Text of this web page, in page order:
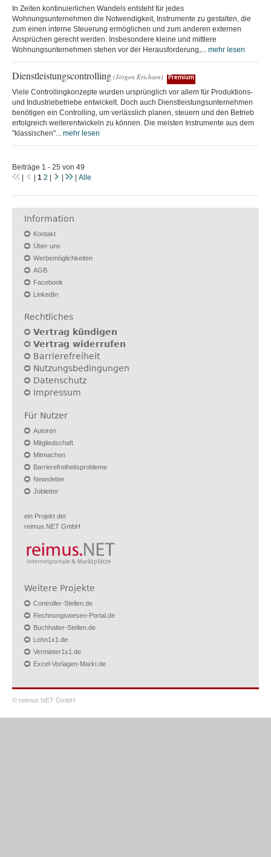
In Zeiten kontinuierlichen Wandels entsteht für jedes
Wohnungsunternehmen die Notwendigkeit, Instrumente zu gestalten, die
zum einen interne Steuerung ermöglichen und zum anderen externen
Ansprüchen gerecht werden. Insbesondere kleine und mittlere
Wohnungsunternehmen stehen vor der Herausforderung,... mehr lesen
Dienstleistungscontrolling (Jörgen Erichsen) Premium
Viele Controllingkonzepte wurden ursprünglich vor allem für Produktions-
und Industriebetriebe entwickelt. Doch auch Dienstleistungsunternehmen
benötigen ein Controlling, um verlässlich planen, steuern und den Betrieb
erfolgreich weiterentwickeln zu können. Die meisten Instrumente aus dem
"klassischen"... mehr lesen
Beiträge 1 - 25 von 49
|
| 1 2 | | | Alle
Information
Kontakt
Über uns
Werbemöglichkeiten
AGB
Facebook
LinkedIn
Rechtliches
Vertrag kündigen
Vertrag widerrufen
Barrierefreiheit
Nutzungsbedingungen
Datenschutz
Impressum
Für Nutzer
Autoren
Mitgliedschaft
Mitmachen
Barrierefreiheitsprobleme
Newsletter
Jobletter
ein Projekt der
reimus.NET GmbH
Weitere Projekte
Controller-Stellen.de
Rechnungswesen-Portal.de
Buchhalter-Stellen.de
Lohn1x1.de
Vermieter1x1.de
Excel-Vorlagen-Markt.de
© reimus.NET GmbH